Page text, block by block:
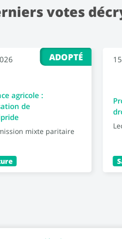
votes
ADOPTÉ
agricole :
de
mixte paritaire